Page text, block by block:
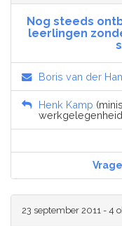
Nog steeds
leerlingen
Boris van der
Henk Kamp
23 september 2011 - 4